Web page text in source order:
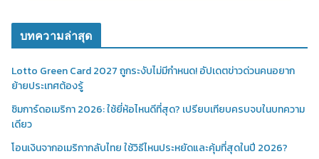
บทความล่าสุด
Lotto Green Card 2027 ถูกระงับไม่มีกำหนด! อัปเดตข่าวด่วนคนอยาก
ย้ายประเทศต้องรู้
ซิมการ์ดอเมริกา 2026: ใช้ยี่ห้อไหนดีที่สุด? เปรียบเทียบครบจบในบทความ
เดียว
โอนเงินจากอเมริกากลับไทย ใช้วิธีไหนประหยัดและคุ้มที่สุดในปี 2026?